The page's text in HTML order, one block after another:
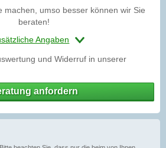
machen, umso besser können wir Sie
beraten!
Angaben
und Widerruf in unserer
anfordern